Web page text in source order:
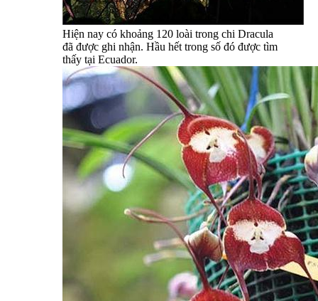
Hiện nay có khoảng 120 loài trong chi Dracula
đã được ghi nhận. Hầu hết trong số đó được tìm
thấy tại Ecuador.